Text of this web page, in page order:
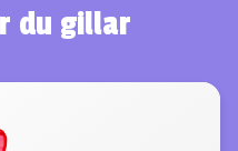
du gillar